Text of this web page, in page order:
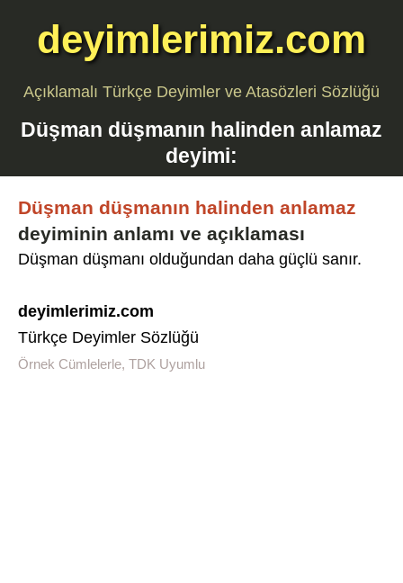
deyimlerimiz.com
Açıklamalı Türkçe Deyimler ve Atasözleri Sözlüğü
Düşman düşmanın halinden anlamaz
deyimi:
Düşman düşmanın halinden anlamaz
deyiminin anlamı ve açıklaması
Düşman düşmanı olduğundan daha güçlü sanır.
deyimlerimiz.com
Türkçe Deyimler Sözlüğü
Örnek Cümlelerle, TDK Uyumlu